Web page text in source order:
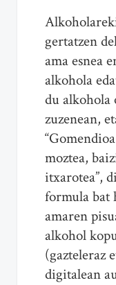
gertatzen
ama esnea
alkohola
du alkohola
zuzenean,
moztea,
itxarotea”,
formula bat
amaren
alkohol
(gazteleraz
digitalean